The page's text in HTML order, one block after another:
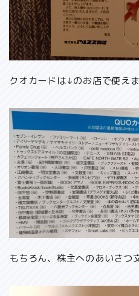
クオカードは↓のお店で使えま
もちろん、株主へのあいさつ